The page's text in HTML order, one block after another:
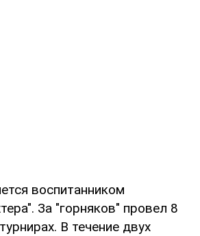
воспитанником
За "горняков" провел 8
В течение двух